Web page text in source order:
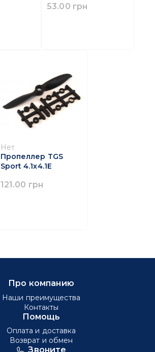
53.00 грн
Нет
Пропеллер TGS
Sport 4.1x4.1E
121.00 грн
Звоните
Про компанию
Наши преимущества
Контакты
Помощь
Оплата и доставка
Возврат и обмен